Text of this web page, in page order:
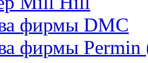
фирмы DMC
фирмы Permin